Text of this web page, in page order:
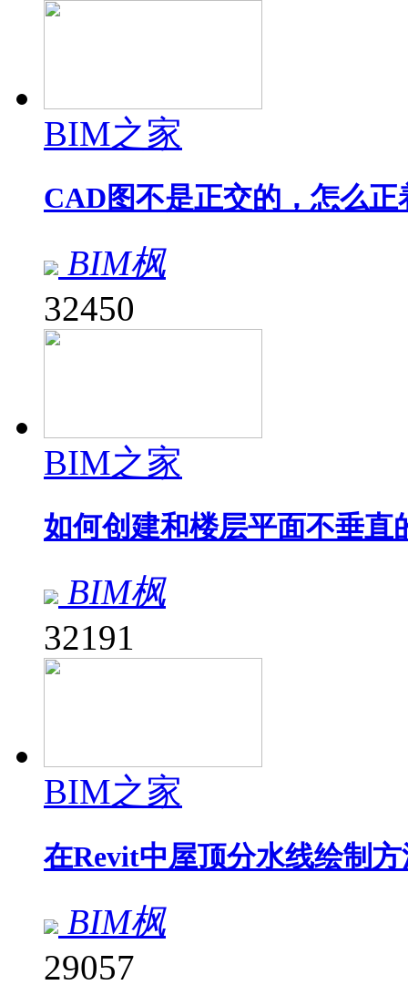
BIM之家
CAD图不是正交的，怎么
BIM枫
32450
BIM之家
如何创建和楼层平面不垂直
BIM枫
32191
BIM之家
在Revit中屋顶分水线绘制方
BIM枫
29057